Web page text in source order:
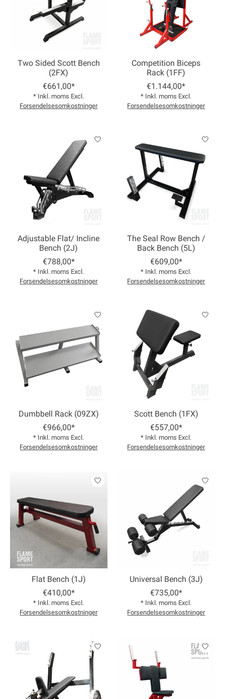
Two Sided Scott Bench
(2FX)
€661,00*
* Inkl. moms Excl.
Forsendelsesomkostninger
Competition Biceps
Rack (1FF)
€1.144,00*
* Inkl. moms Excl.
Forsendelsesomkostninger
Adjustable Flat/ Incline
Bench (2J)
€788,00*
* Inkl. moms Excl.
Forsendelsesomkostninger
The Seal Row Bench /
Back Bench (5L)
€609,00*
* Inkl. moms Excl.
Forsendelsesomkostninger
Dumbbell Rack (09ZX)
€966,00*
* Inkl. moms Excl.
Forsendelsesomkostninger
Scott Bench (1FX)
€557,00*
* Inkl. moms Excl.
Forsendelsesomkostninger
Flat Bench (1J)
€410,00*
* Inkl. moms Excl.
Forsendelsesomkostninger
Universal Bench (3J)
€735,00*
* Inkl. moms Excl.
Forsendelsesomkostninger